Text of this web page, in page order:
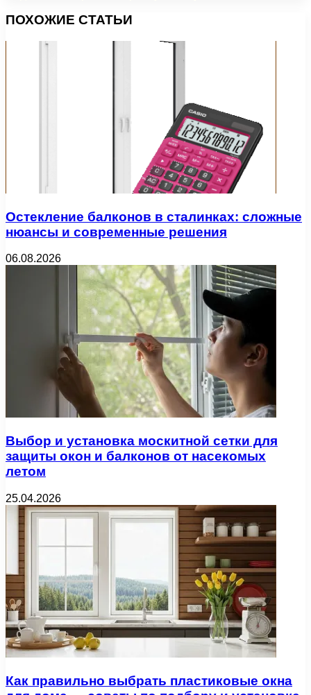
ПОХОЖИЕ СТАТЬИ
Остекление балконов в сталинках: сложные
нюансы и современные решения
06.08.2026
Выбор и установка москитной сетки для
защиты окон и балконов от насекомых
летом
25.04.2026
Как правильно выбрать пластиковые окна